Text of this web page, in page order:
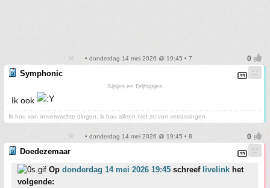
• donderdag 14 mei 2026 @ 19:45 • 7
Symphonic
Sijsjes en Drijfsijsjes
Ik ook
Ik hou van onverwachte dingen, ik hou alleen niet zo van verrassingen
• donderdag 14 mei 2026 @ 19:45 • 8
Doedezemaar
Op donderdag 14 mei 2026 19:45 schreef livelink het
volgende: